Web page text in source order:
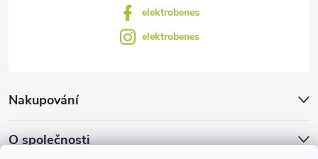
Nakupování
O společnosti
elektrobenes
elektrobenes